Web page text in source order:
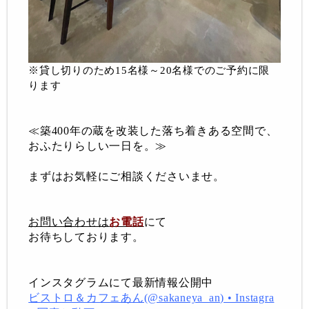
※貸し切りのため15名様～20名様でのご予約に限
ります
≪築400年の蔵を改装した落ち着きある空間で、
おふたりらしい一日を。≫
まずはお気軽にご相談くださいませ。
お問い合わせはお電話にて
お待ちしております。
インスタグラムにて最新情報公開中
ビストロ＆カフェあん(@sakaneya_an) • Instagra